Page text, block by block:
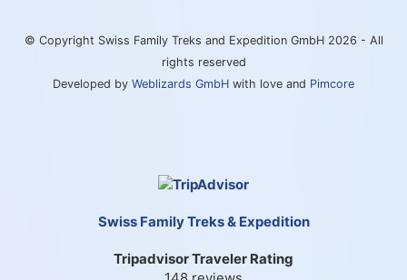
© Copyright Swiss Family Treks and Expedition GmbH 2026 - All
rights reserved
Developed by Weblizards GmbH with love and Pimcore
Swiss Family Treks & Expedition
Tripadvisor Traveler Rating